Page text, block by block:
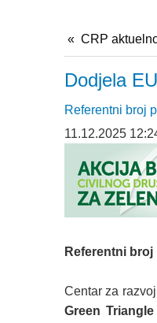
CRP
Dodjela
Referentni broj
11.12.2025
Referentni broj
Centar za
Green